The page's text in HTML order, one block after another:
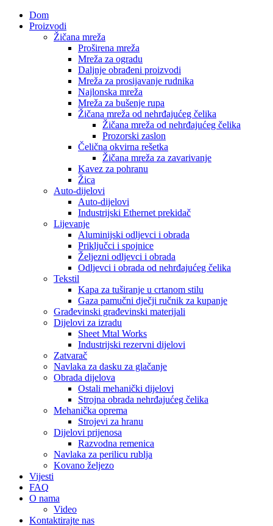
Dom
Proizvodi
Žičana mreža
Proširena mreža
Mreža za ogradu
Daljnje obrađeni proizvodi
Mreža za prosijavanje rudnika
Najlonska mreža
Mreža za bušenje rupa
Žičana mreža od nehrđajućeg čelika
Žičana mreža od nehrđajućeg čelika
Prozorski zaslon
Čelična okvirna rešetka
Žičana mreža za zavarivanje
Kavez za pohranu
Žica
Auto-dijelovi
Auto-dijelovi
Industrijski Ethernet prekidač
Lijevanje
Aluminijski odljevci i obrada
Priključci i spojnice
Željezni odljevci i obrada
Odljevci i obrada od nehrđajućeg čelika
Tekstil
Kapa za tuširanje u crtanom stilu
Gaza pamučni dječji ručnik za kupanje
Građevinski građevinski materijali
Dijelovi za izradu
Sheet Mtal Works
Industrijski rezervni dijelovi
Zatvarač
Navlaka za dasku za glačanje
Obrada dijelova
Ostali mehanički dijelovi
Strojna obrada nehrđajućeg čelika
Mehanička oprema
Strojevi za hranu
Dijelovi prijenosa
Razvodna remenica
Navlaka za perilicu rublja
Kovano željezo
Vijesti
FAQ
O nama
Video
Kontaktirajte nas